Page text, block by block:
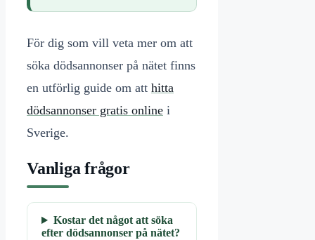
För dig som vill veta mer om att
söka dödsannonser på nätet finns
en utförlig guide om att hitta
dödsannonser gratis online i
Sverige.
Vanliga frågor
Kostar det något att söka
efter dödsannonser på nätet?